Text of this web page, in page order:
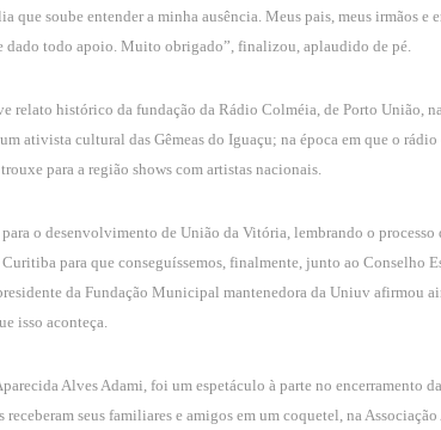
soube entender a minha ausência. Meus pais, meus irmãos e
dado todo apoio. Muito obrigado”, finalizou, aplaudido de pé.
relato histórico da fundação da Rádio Colméia, de Porto União,
ativista cultural das Gêmeas do Iguaçu; na época em que o rádio
para a região shows com artistas nacionais.
o desenvolvimento de União da Vitória, lembrando o processo
para que conseguíssemos, finalmente, junto ao Conselho
da Fundação Municipal mantenedora da Uniuv afirmou
isso aconteça.
Alves Adami, foi um espetáculo à parte no encerramento da
seus familiares e amigos em um coquetel, na